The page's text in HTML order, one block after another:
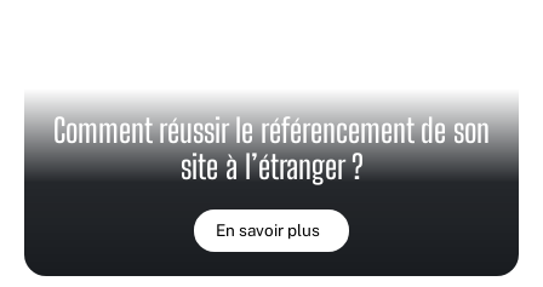
Comment réussir le référencement de son
site à l’étranger ?
En savoir plus